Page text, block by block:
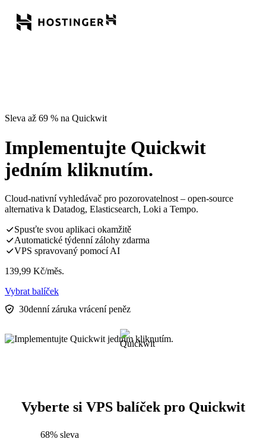
Sleva až 69 % na Quickwit
Implementujte Quickwit
jedním kliknutím.
Cloud-nativní vyhledávač pro pozorovatelnost – open-source
alternativa k Datadog, Elasticsearch, Loki a Tempo.
Spusťte svou aplikaci okamžitě
Automatické týdenní zálohy zdarma
VPS spravovaný pomocí AI
139,99 Kč/měs.
Vybrat balíček
30denní záruka vrácení peněz
Vyberte si VPS balíček pro Quickwit
68% sleva